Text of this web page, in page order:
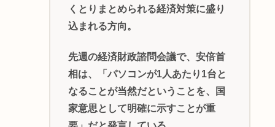
くとりまとめられる経済対策に盛り
込まれる方向。
先週の経済財政諮問会議で、安倍首
相は、「パソコンが1人あたり1台と
なることが当然だということを、国
家意思として明確に示すことが重